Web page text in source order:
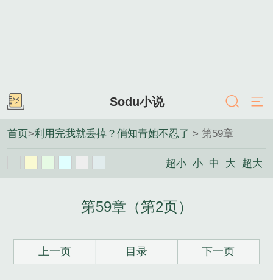
Sodu小说
首页>利用完我就丢掉？俏知青她不忍了 > 第59章
超小 小 中 大 超大
第59章（第2页）
上一页 目录 下一页